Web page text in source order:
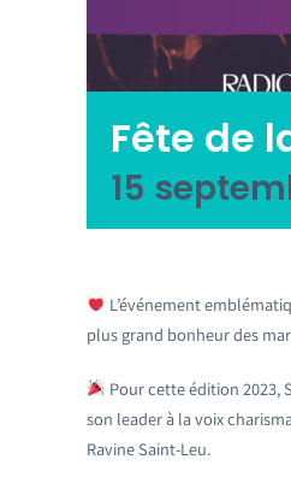
Fête de
15
L’événement
plus grand bonheur des
Pour cette édition 2023,
son leader à la voix
Ravine Saint-Leu.